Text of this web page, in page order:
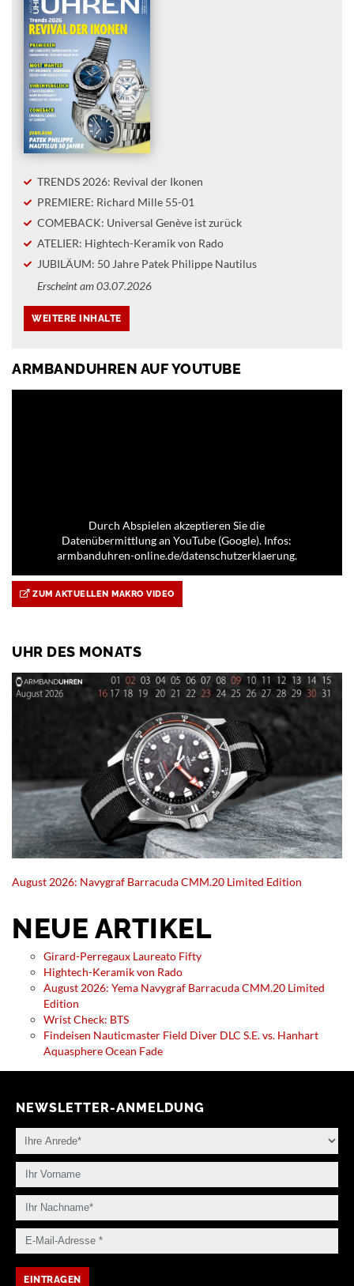
TRENDS 2026: Revival der Ikonen
PREMIERE: Richard Mille 55-01
COMEBACK: Universal Genève ist zurück
ATELIER: Hightech-Keramik von Rado
JUBILÄUM: 50 Jahre Patek Philippe Nautilus
Erscheint am 03.07.2026
ARMBANDUHREN AUF YOUTUBE
Durch Abspielen akzeptieren Sie die
Datenübermittlung an YouTube (Google). Infos:
armbanduhren-online.de/datenschutzerklaerung.
ZUM AKTUELLEN MAKRO VIDEO
UHR DES MONATS
August 2026: Navygraf Barracuda CMM.20 Limited Edition
NEUE ARTIKEL
Girard-Perregaux Laureato Fifty
Hightech-Keramik von Rado
August 2026: Yema Navygraf Barracuda CMM.20 Limited
Edition
Wrist Check: BTS
Findeisen Nauticmaster Field Diver DLC S.E. vs. Hanhart
Aquasphere Ocean Fade
NEWSLETTER-ANMELDUNG